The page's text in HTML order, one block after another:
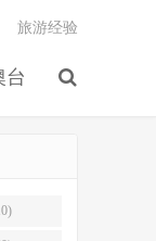
台
旅游经验